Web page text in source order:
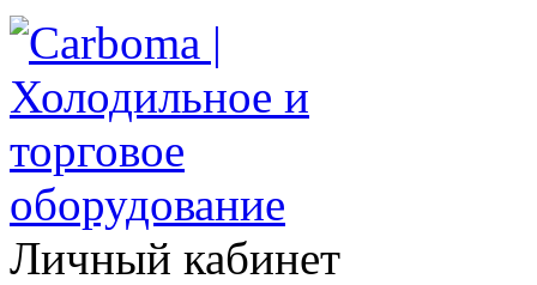
Личный кабинет